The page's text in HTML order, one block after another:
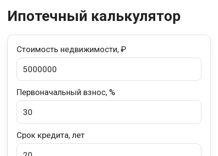
Ипотечный калькулятор
Стоимость недвижимости, ₽
Первоначальный взнос, %
Срок кредита, лет